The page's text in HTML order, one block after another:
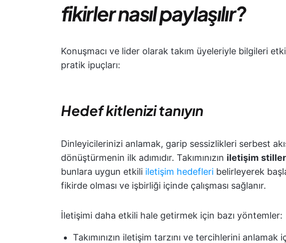
fikirler nasıl paylaşılır?
Konuşmacı ve lider olarak takım üyeleriyle bilgileri
pratik ipuçları:
Hedef kitlenizi tanıyın
Dinleyicilerinizi anlamak, garip sessizlikleri serbest
dönüştürmenin ilk adımıdır. Takımınızın iletişim
bunlara uygun etkili iletişim hedefleri belirleyerek
fikirde olması ve işbirliği içinde çalışması sağlanır.
İletişimi daha etkili hale getirmek için bazı yöntemler:
Takımınızın iletişim tarzını ve tercihlerini anlamak